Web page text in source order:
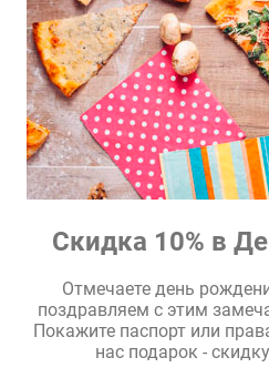
Скидка 10% в
Отмечаете день
поздравляем с этим
Покажите паспорт или
нас подарок -